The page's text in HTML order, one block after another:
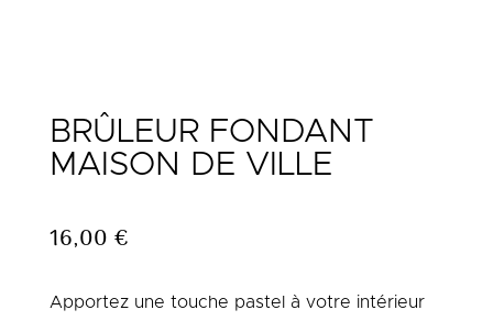
BRÛLEUR FONDANT
MAISON DE VILLE
16,00 €
Apportez une touche pastel à votre intérieur